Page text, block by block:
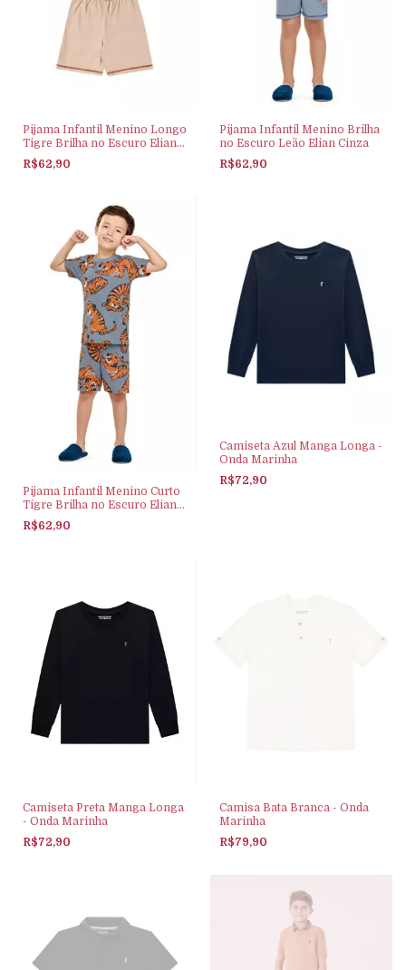
Pijama Infantil Menino Longo
Tigre Brilha no Escuro Elian
Bege
R$62,90
Pijama Infantil Menino Brilha
no Escuro Leão Elian Cinza
R$62,90
Pijama Infantil Menino Curto
Tigre Brilha no Escuro Elian
Azul
R$62,90
Camiseta Azul Manga Longa -
Onda Marinha
R$72,90
Camiseta Preta Manga Longa
- Onda Marinha
R$72,90
Camisa Bata Branca - Onda
Marinha
R$79,90